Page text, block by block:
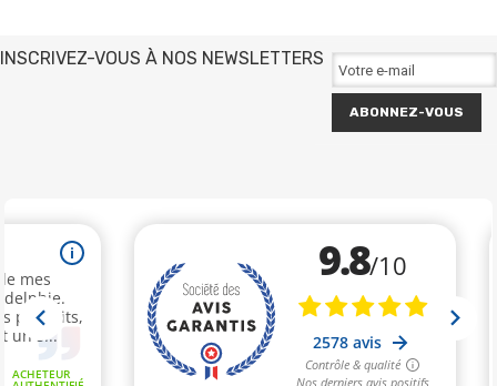
INSCRIVEZ-VOUS À NOS NEWSLETTERS
ABONNEZ-VOUS